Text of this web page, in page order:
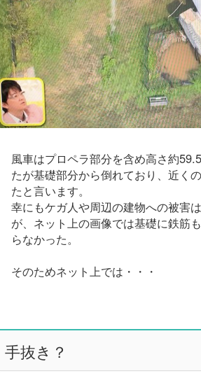
風車はプロペラ部分を含め高さ約
たが基礎部分から倒れており、近く
たと言います。
幸にもケガ人や周辺の建物への被害
が、ネット上の画像では基礎に鉄筋
らなかった。
そのためネット上では・・・
手抜き？